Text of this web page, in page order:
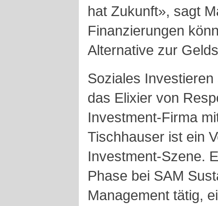
hat Zukunft», sagt
Finanzierungen
Alternative zur
Soziales
das Elixier von
Investment-Firma
Tischhauser ist ein
Investment-Szene.
Phase bei SAM
Management tätig,